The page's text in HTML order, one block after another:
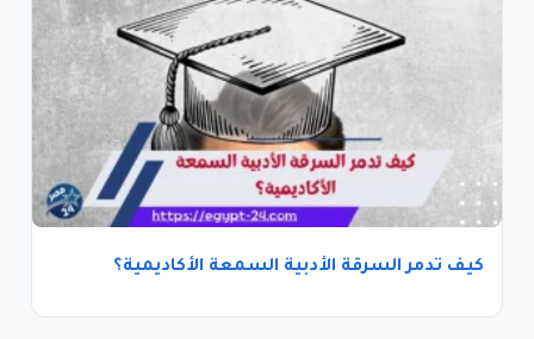
كيف تدمر السرقة الأدبية السمعة الأكاديمية؟